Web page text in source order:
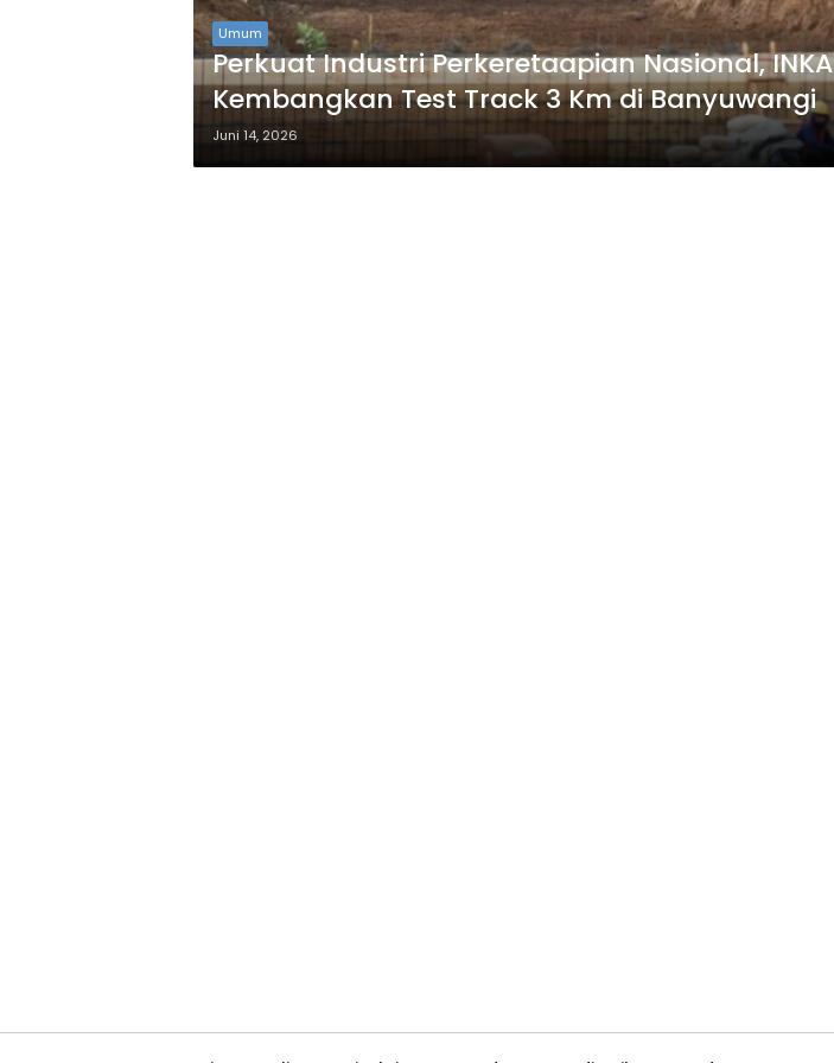
Umum
Perkuat Industri Perkeretaapian Nasional, INKA
Kembangkan Test Track 3 Km di Banyuwangi
Juni 14, 2026